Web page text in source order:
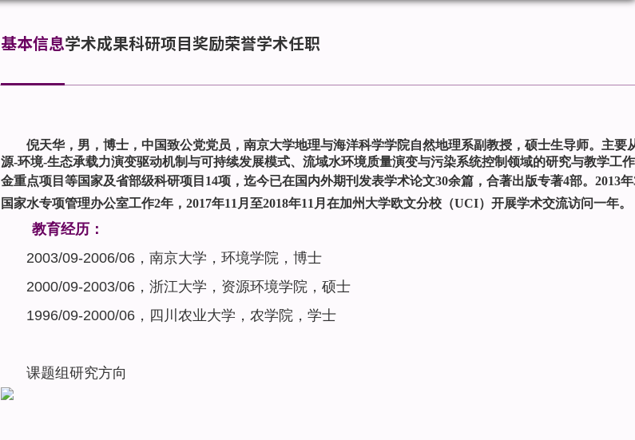
基本信息学术成果科研项目奖励荣誉学术任职
倪天华，男，博士，中国致公党党员，南京大学地理与海洋科学学院自然地理系副教授，硕士生导师。主
源-环境-生态承载力演变驱动机制与可持续发展模式、流域水环境质量演变与污染系统控制领域的研究与教学工
金重点项目等国家及省部级科研项目 14项，迄今已在国内外期刊发表学术论文30余篇，合著出版专著4部。 2013年
国家水专项管理办公室工作2年， 2017年11 月至2018年11 月在加州大学欧文分校（UCI）开展学术交流访问一年。
教育经历：
2003/09-2006/06 ，南京大学，环境学院，博士
2000/09-2003/06 ，浙江大学，资源环境学院，硕士
1996/09-2000/06 ，四川农业大学，农学院，学士
课题组研究方向